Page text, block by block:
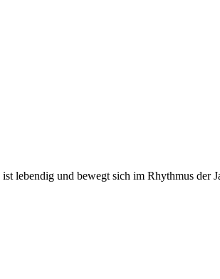
lebendig und bewegt sich im Rhythmus